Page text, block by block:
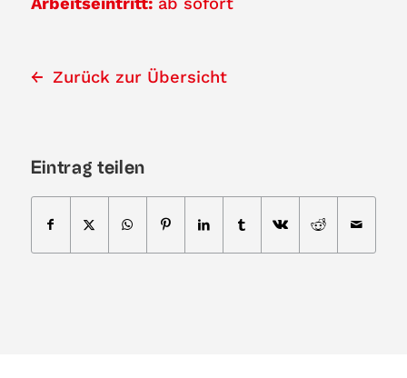
Zurück zur Übersicht
Eintrag teilen